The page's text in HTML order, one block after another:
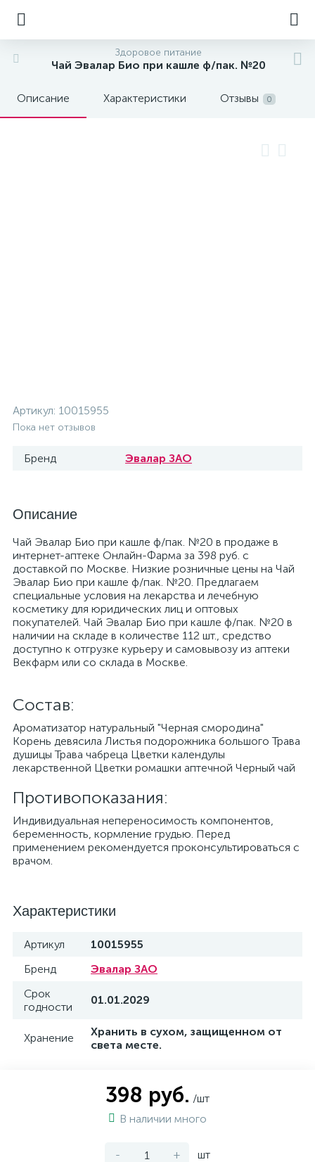
Здоровое питание
Чай Эвалар Био при кашле ф/пак. №20
Описание Характеристики Отзывы 0
Артикул: 10015955
Пока нет отзывов
Бренд Эвалар ЗАО
Описание
Чай Эвалар Био при кашле ф/пак. №20 в продаже в
интернет-аптеке Онлайн-Фарма за 398 руб. с
доставкой по Москве. Низкие розничные цены на Чай
Эвалар Био при кашле ф/пак. №20. Предлагаем
специальные условия на лекарства и лечебную
косметику для юридических лиц и оптовых
покупателей. Чай Эвалар Био при кашле ф/пак. №20 в
наличии на складе в количестве 112 шт., средство
доступно к отгрузке курьеру и самовывозу из аптеки
Векфарм или со склада в Москве.
Cостав:
Ароматизатор натуральный "Черная смородина"
Корень девясила Листья подорожника большого Трава
душицы Трава чабреца Цветки календулы
лекарственной Цветки ромашки аптечной Черный чай
Противопоказания:
Индивидуальная непереносимость компонентов,
беременность, кормление грудью. Перед
применением рекомендуется проконсультироваться с
врачом.
Характеристики
Артикул
10015955
Бренд
Эвалар ЗАО
Срок
годности
01.01.2029
Хранение
Хранить в сухом, защищенном от
света месте.
398 руб. /шт
В наличии много
- + шт